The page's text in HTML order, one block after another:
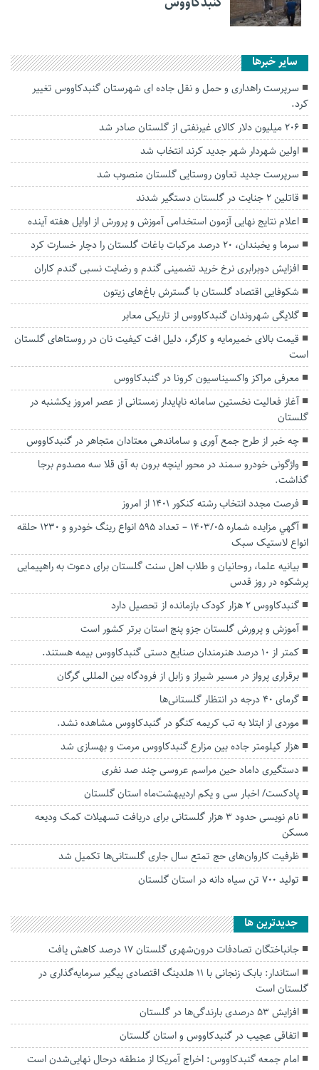
سایر خبرها
سرپرست راهداری و حمل و نقل جاده ای شهرستان گنبدکاووس تغییر
کرد.
۲۰۶ میلیون دلار کالای غیرنفتی از گلستان صادر شد
اولین شهردار شهر جدید کرند انتخاب شد
سرپرست جدید تعاون روستایی گلستان منصوب شد
قاتلین ۲ جنایت در گلستان دستگیر شدند
اعلام نتایج نهایی آزمون استخدامی آموزش و پرورش از اوایل هفته آینده
سرما و یخبندان، ۲۰ درصد مرکبات باغات گلستان را دچار خسارت کرد
افزایش دوبرابری نرخ خرید تضمینی گندم و رضایت نسبی گندم کاران
شکوفایی اقتصاد گلستان با گسترش باغ‌های زیتون
گلایگی شهروندان گنبدکاووس از تاریکی معابر
قیمت بالای خمیرمایه و کارگر، دلیل افت کیفیت نان در روستاهای گلستان
است
معرفی مراکز واکسیناسیون کرونا در گنبدکاووس
آغاز فعالیت نخستین سامانه ناپایدار زمستانی از عصر امروز یکشنبه در
گلستان
چه خبر از طرح جمع آوری و ساماندهی معتادان‌ متجاهر در گنبدکاووس
واژگونی خودرو سمند در محور اینچه برون به آق قلا سه مصدوم برجا
گذاشت.
فرصت مجدد انتخاب رشته کنکور ۱۴۰۱ از امروز
آگهي مزايده شماره 1403/05 – تعداد 595 انواع رینگ خودرو و 1230 حلقه
انواع لاستیک سبک
بیانیه علما، روحانیان و طلاب اهل سنت گلستان برای دعوت به راهپیمایی
پرشکوه در روز قدس
گنبدکاووس ۲ هزار کودک بازمانده از تحصیل دارد
آموزش و پرورش گلستان جزو پنج استان برتر کشور است
کمتر از ۱۰ درصد هنرمندان صنایع دستی گنبدکاووس بیمه هستند.
برقراری پرواز در مسیر شیراز و زابل از فرودگاه بین المللی گرگان
گرمای ۴۰ درجه در انتظار گلستانی‌ها
موردی از ابتلا به تب کریمه کنگو در گنبدکاووس مشاهده نشد.
هزار کیلومتر جاده‌ بین مزارع گنبدکاووس مرمت و بهسازی شد
دستگیری داماد حین مراسم عروسی چند صد نفری
پادکست/ اخبار سی و یکم اردیبهشت‌ماه استان گلستان
نام نویسی حدود ۳ هزار گلستانی برای دریافت تسهیلات کمک ودیعه
مسکن
ظرفیت کاروان‌های حج تمتع سال جاری گلستانی‌ها تکمیل شد
تولید ۷۰۰ تن سیاه دانه در استان گلستان
جديدترين ها
جانباختگان تصادفات درون‌شهری گلستان ۱۷ درصد کاهش یافت
استاندار: بابک زنجانی با ۱۱ هلدینگ اقتصادی پیگیر سرمایه‌گذاری در
گلستان است
افزایش ۵۳ درصدی بارندگی‌ها در گلستان
اتفاقی عجیب در‌ گنبدکاووس و استان گلستان
امام جمعه گنبدکاووس: اخراج آمریکا از منطقه درحال نهایی‌شدن است